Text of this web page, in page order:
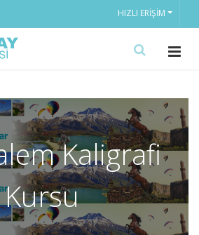
HIZLI ERIŞIM
Kaligrafi
Kursu